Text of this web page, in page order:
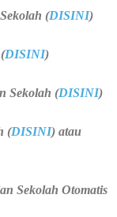
(DISINI)
DISINI)
Sekolah (DISINI)
(DISINI) atau
Sekolah Otomatis